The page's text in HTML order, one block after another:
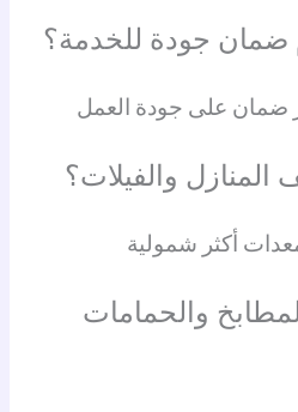
جودة للخدمة؟
ضمان على جودة العمل
المنازل والفيلات؟
أكثر شمولية
والحمامات